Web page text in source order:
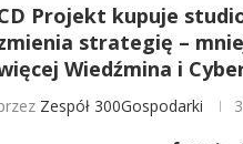
Projekt kupuje
strategię –
Wiedźmina i
Zespół 300Gospodarki